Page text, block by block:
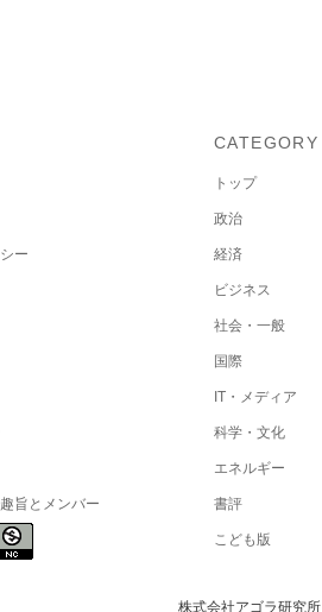
ー
旨とメンバー
CATEGORY
トップ
政治
経済
ビジネス
社会・一般
国際
IT・メディア
科学・文化
エネルギー
書評
こども版
株式会社アゴラ研究所